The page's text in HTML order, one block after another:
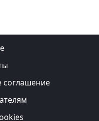
соглашение